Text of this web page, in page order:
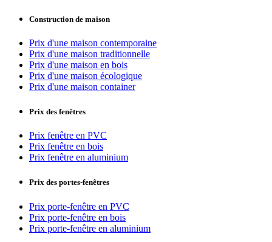
Construction de maison
Prix d'une maison contemporaine
Prix d'une maison traditionnelle
Prix d'une maison en bois
Prix d'une maison écologique
Prix d'une maison container
Prix des fenêtres
Prix fenêtre en PVC
Prix fenêtre en bois
Prix fenêtre en aluminium
Prix des portes-fenêtres
Prix porte-fenêtre en PVC
Prix porte-fenêtre en bois
Prix porte-fenêtre en aluminium